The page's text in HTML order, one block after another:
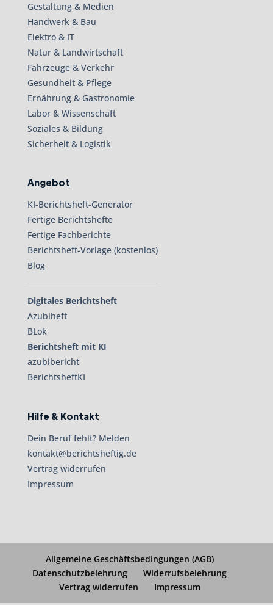
Gestaltung & Medien
Handwerk & Bau
Elektro & IT
Natur & Landwirtschaft
Fahrzeuge & Verkehr
Gesundheit & Pflege
Ernährung & Gastronomie
Labor & Wissenschaft
Soziales & Bildung
Sicherheit & Logistik
Angebot
KI-Berichtsheft-Generator
Fertige Berichtshefte
Fertige Fachberichte
Berichtsheft-Vorlage (kostenlos)
Blog
Digitales Berichtsheft
Azubiheft
BLok
Berichtsheft mit KI
azubibericht
BerichtsheftKI
Hilfe & Kontakt
Dein Beruf fehlt? Melden
kontakt@berichtsheftig.de
Vertrag widerrufen
Impressum
Allgemeine Geschäftsbedingungen (AGB)
Datenschutzbelehrung
Widerrufsbelehrung
Vertrag widerrufen
Impressum